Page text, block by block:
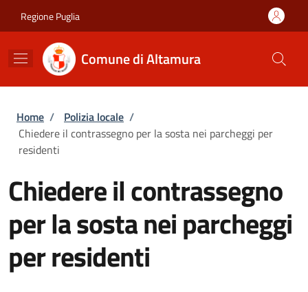
Regione Puglia
Comune di Altamura
Briciole di pane
Home / Polizia locale /
Chiedere il contrassegno per la sosta nei parcheggi per
residenti
Chiedere il contrassegno
per la sosta nei parcheggi
per residenti